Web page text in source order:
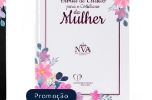
Promoção